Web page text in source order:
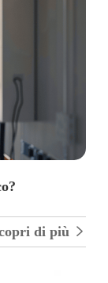
di più 